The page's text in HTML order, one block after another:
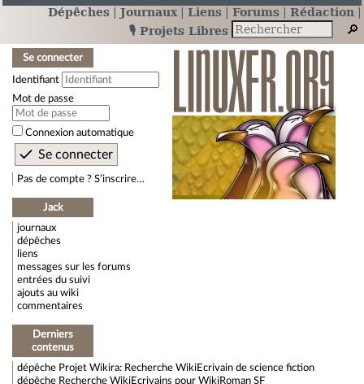
Dépêches Journaux Liens Forums
Rédaction
🎙️ Projets Libres
Se connecter
Identifiant
Mot de passe
Connexion automatique
Pas de compte ? S’inscrire…
Jack
journaux
dépêches
liens
messages sur les forums
entrées du suivi
ajouts au wiki
commentaires
Derniers
contenus
dépêche Projet Wikira: Recherche WikiEcrivain de science fiction
dépêche Recherche WikiEcrivains pour WikiRoman SF